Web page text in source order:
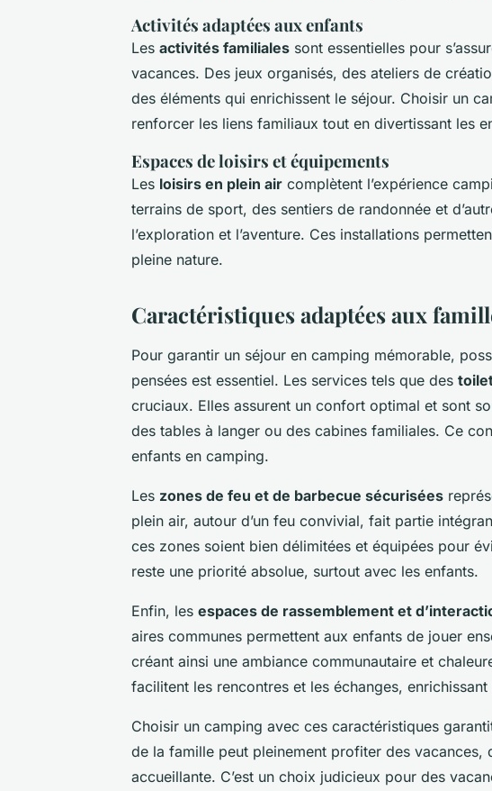
Activités adaptées aux enfants
Les activités familiales sont essentielles pour
vacances. Des jeux organisés, des ateliers de
des éléments qui enrichissent le séjour. Choisir un
renforcer les liens familiaux tout en divertissant les
Espaces de loisirs et équipements
Les loisirs en plein air complètent l’expérience
terrains de sport, des sentiers de randonnée et
l’exploration et l’aventure. Ces installations
pleine nature.
Caractéristiques adaptées aux
Pour garantir un séjour en camping mémorable,
pensées est essentiel. Les services tels que des
cruciaux. Elles assurent un confort optimal et sont
des tables à langer ou des cabines familiales. Ce
enfants en camping.
Les zones de feu et de barbecue sécurisées
plein air, autour d’un feu convivial, fait partie
ces zones soient bien délimitées et équipées pour
reste une priorité absolue, surtout avec les enfants.
Enfin, les espaces de rassemblement et
aires communes permettent aux enfants de jouer
créant ainsi une ambiance communautaire et
facilitent les rencontres et les échanges,
Choisir un camping avec ces caractéristiques
de la famille peut pleinement profiter des vacances,
accueillante. C’est un choix judicieux pour des